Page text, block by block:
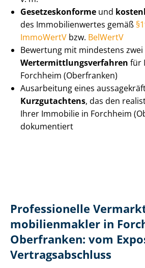
Ge­set­zes­kon­for­me und
des Im­mo­bi­li­en­wer­tes gemäß
ImmoWertV bzw. BelWertV
Bewertung mit mindestens
Wert­ermitt­lungs­ver­fah­ren für
Forchheim (Oberfranken)
Ausarbeitung eines
Kurzgutachtens, das den
Ihrer Immobilie in Forchheim
dokumentiert
Professionelle
mo­bi­li­en­mak­ler in
Oberfranken: vom
Ver­trags­ab­schluss